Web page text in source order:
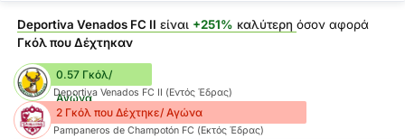
Deportiva Venados FC II είναι +251% καλύτερη όσον αφορά
Γκόλ που Δέχτηκαν
0.57 Γκόλ/
Αγώνα
Deportiva Venados FC II (Εντός Έδρας)
2 Γκόλ που Δέχτηκε/ Αγώνα
Pampaneros de Champotón FC (Εκτός Έδρας)